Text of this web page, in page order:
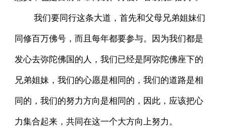
我们要同行这条大道，首先和父母兄弟姐妹们
同修百万佛号，而且每年都要参与。因为我们都是
发心去弥陀佛国的人，我们已经是阿弥陀佛座下的
兄弟姐妹，我们的心愿是相同的，我们的道路是相
同的，我们的努力方向是相同的，因此，应该把心
力集合起来，共同在这一个大方向上努力。